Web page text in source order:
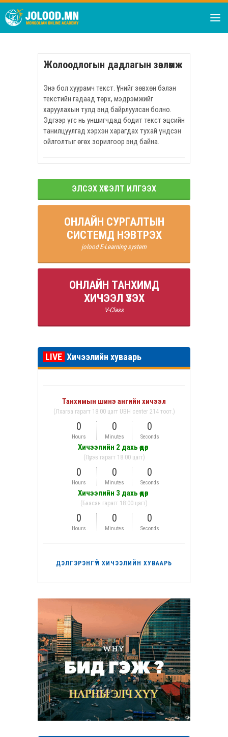
Жолоодлогын дадлагын зөвлөмж
Энэ бол хуурамч текст. Үүнийг зөвхөн бэлэн
текстийн гадаад төрх, мэдрэмжийг
харуулахын тулд энд байрлуулсан болно.
Эдгээр үгс нь уншигчдад бодит текст эцсийн
танилцуулгад хэрхэн харагдах тухай үндсэн
ойлголтыг өгөх зорилгоор энд байна.
ЭЛСЭХ ХҮСЭЛТ ИЛГЭЭХ
ОНЛАЙН СУРГАЛТЫН
СИСТЕМД НЭВТРЭХ
jolood E-Learning system
ОНЛАЙН ТАНХИМД
ХИЧЭЭЛ ҮЗЭХ
V-Class
LIVE Хичээлийн хуваарь
Танхимын шинэ ангийн хичээл
(Лхагва гарагт 18:00 цагт UBH center 214 тоот.)
0
Hours
0
Minutes
0
Seconds
Хичээлийн 2 дахь өдөр
(Пүрэв гарагт 18:00 цагт)
0
Hours
0
Minutes
0
Seconds
Хичээлийн 3 дахь өдөр
(Баасан гарагт 18:00 цагт)
0
Hours
0
Minutes
0
Seconds
ДЭЛГЭРЭНГҮЙ ХИЧЭЭЛИЙН ХУВААРЬ